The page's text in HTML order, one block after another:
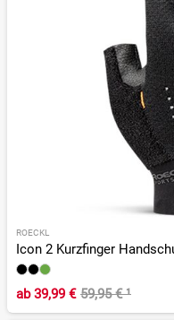
ROECKL
Icon 2 Kurzfinger
ab39,99 € 59,95 €¹